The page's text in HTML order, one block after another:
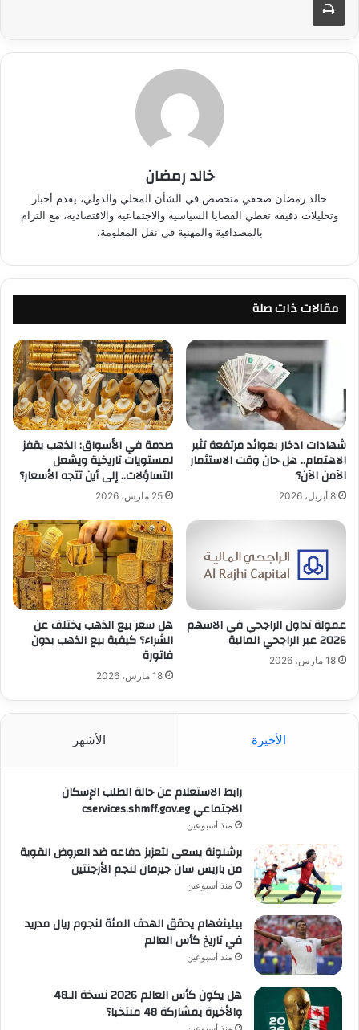
خالد رمضان
خالد رمضان صحفي متخصص في الشأن المحلي والدولي، يقدم أخبار
وتحليلات دقيقة تغطي القضايا السياسية والاجتماعية والاقتصادية، مع التزام
بالمصداقية والمهنية في نقل المعلومة.
مقالات ذات صلة
شهادات ادخار بعوائد مرتفعة تثير
الاهتمام.. هل حان وقت الاستثمار
الآمن الآن؟
8 أبريل، 2026
صدمة في الأسواق: الذهب يقفز
لمستويات تاريخية ويشعل
التساؤلات.. إلى أين تتجه الأسعار؟
25 مارس، 2026
عمولة تداول الراجحي في الاسهم
2026 عبر الراجحي المالية
18 مارس، 2026
هل سعر بيع الذهب يختلف عن
الشراء؟ كيفية بيع الذهب بدون
فاتورة
18 مارس، 2026
الأخيرة الأشهر
رابط الاستعلام عن حالة الطلب الإسكان
الاجتماعي cservices.shmff.gov.eg
منذ أسبوعين
برشلونة يسعى لتعزيز دفاعه ضد العروض القوية
من باريس سان جيرمان لنجم الأرجنتين
منذ أسبوعين
بيلينغهام يحقق الهدف المئة لنجوم ريال مدريد
في تاريخ كأس العالم
منذ أسبوعين
هل يكون كأس العالم 2026 نسخة الـ48
والأخيرة بمشاركة 48 منتخبا؟